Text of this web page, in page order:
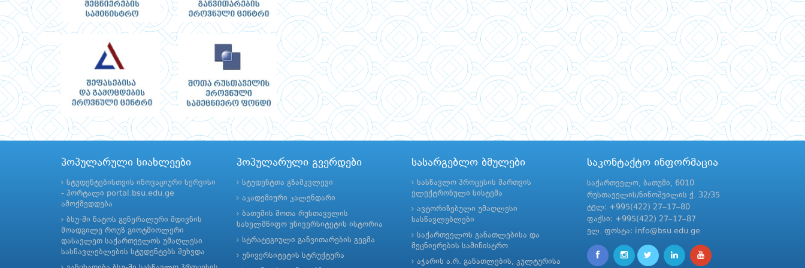
პოპულარული სიახლეები
სტუდენტებისთვის ინოვაციური სერვისი
- პორტალი portal.bsu.edu.ge
ამოქმედდება
ბსუ-ში ნატოს გენერალური მდივნის
მოადგილე როუზ გიოტმიოლერი
დასავლეთ საქართველოს უმაღლესი
სასწავლებლების სტუდენტებს შეხვდა
პოპულარული გვერდები
სტუდენტთა გზამკვლევი
აკადემიური კალენდარი
ბათუმის შოთა რუსთაველის
სახელმწიფო უნივერსიტეტის ისტორია
სტრატეგიული განვითარების გეგმა
უნივერსიტეტის სტრუქტურა
სასარგებლო ბმულები
სასწავლო პროცესის მართვის
ელექტრონული სისტემა
ავტორიზებული უმაღლესი
სასწავლებლები
საქართველოს განათლებისა და
მეცნიერების სამინისტრო
აჭარის ა.რ. განათლების, კულტურისა
საკონტაქტო ინფორმაცია
საქართველო, ბათუმი, 6010
რუსთაველის/ნინოშვილის ქ. 32/35
ტელ: +995(422) 27–17–80
ფაქსი: +995(422) 27–17–87
ელ. ფოსტა: info@bsu.edu.ge